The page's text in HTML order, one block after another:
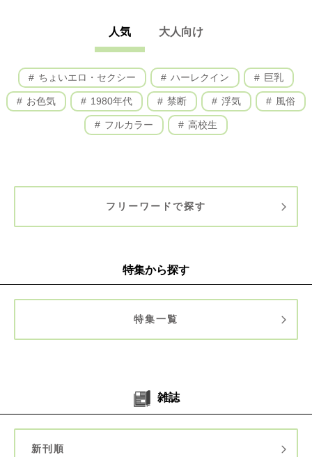
人気 大人向け
ちょいエロ・セクシー ハーレクイン 巨乳
お色気 1980年代 禁断 浮気 風俗
フルカラー 高校生
フリーワードで探す
特集から探す
特集一覧
雑誌
新刊順